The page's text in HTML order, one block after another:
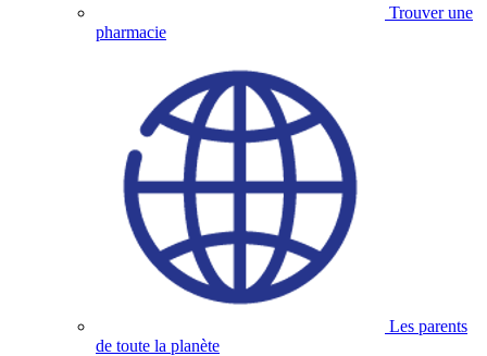
Trouver une
pharmacie
Les parents
de toute la planète